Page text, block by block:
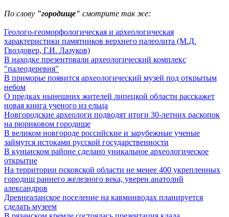
По слову "городище" смотрите так же:
Геолого-геоморфологическая и археологическая
характеристики памятников верхнего палеолита (М.Д.
Гвоздовер, Г.И. Лазуков)
В находке презентовали археологический комплекс
"палеодеревня"
В приморье появится археологический музей под открытым
небом
О предках нынешних жителей липецкой области расскажет
новая книга ученого из ельца
Новгородские археологи подводят итоги 30-летних раскопок
на рюриковом городище
В великом новгороде российские и зарубежные ученые
займутся истоками русской государственности
В куньиском районе сделано уникальное археологическое
открытие
На территории псковской области не менее 400 укрепленных
городищ раннего железного века, уверен анатолий
александров
Древнеаланское поселение на кавминводах планируется
сделать музеем